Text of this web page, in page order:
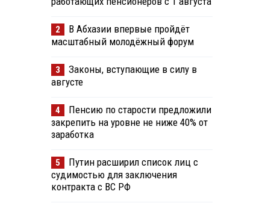
2
В Абхазии впервые пройдёт
масштабный молодёжный форум
3
Законы, вступающие в силу в
августе
4
Пенсию по старости предложили
закрепить на уровне не ниже 40% от
заработка
5
Путин расширил список лиц с
судимостью для заключения
контракта с ВС РФ